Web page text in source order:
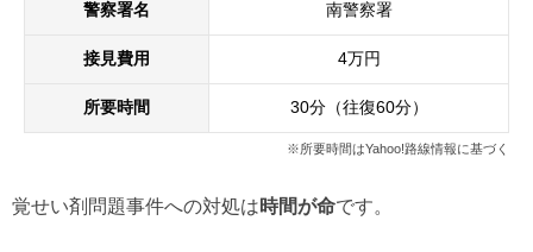
警察署名 南警察署
接見費用 4万円
所要時間 30分（往復60分）
※所要時間はYahoo!路線情報に基づく
覚せい剤問題事件への対処は時間が命です。